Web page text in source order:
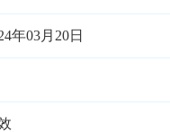
年03月20日